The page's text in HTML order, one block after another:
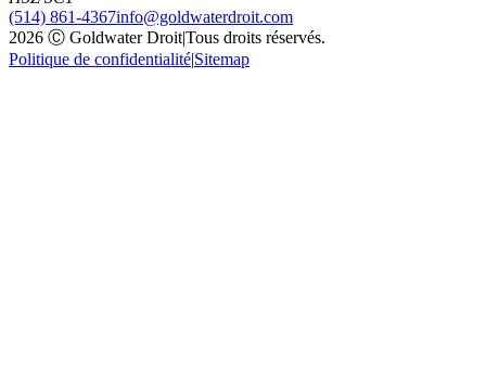
(514) 861-4367info@goldwaterdroit.com
2026 Ⓒ Goldwater Droit|Tous droits réservés.
Politique de confidentialité|Sitemap